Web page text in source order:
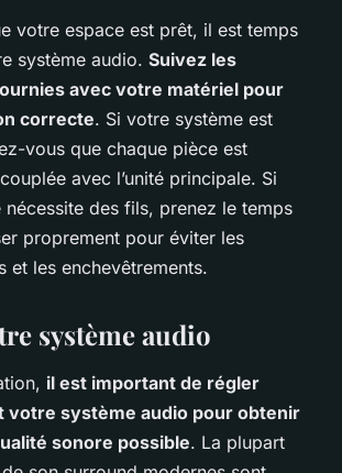
votre espace est prêt, il est temps
système audio. Suivez les
avec votre matériel pour
correcte. Si votre système est
vous que chaque pièce est
avec l’unité principale. Si
des fils, prenez le temps
proprement pour éviter les
et les enchevêtrements.
système audio
il est important de régler
votre système audio pour obtenir
sonore possible. La plupart